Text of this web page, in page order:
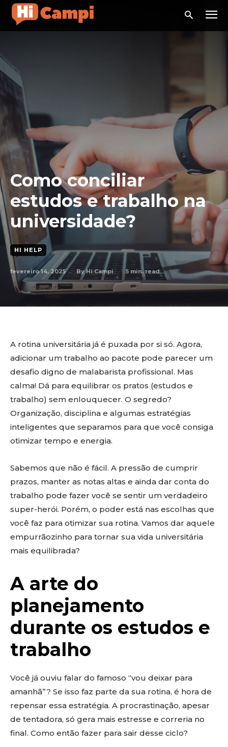
Como conciliar
estudos e trabalho na
universidade?
HI HELP
fevereiro 14, 2025 By Hi Campi 5 min. read
A rotina universitária já é puxada por si só. Agora,
adicionar um trabalho ao pacote pode parecer um
desafio digno de malabarista profissional. Mas
calma! Dá para equilibrar os pratos (estudos e
trabalho) sem enlouquecer. O segredo?
Organização, disciplina e algumas estratégias
inteligentes que separamos para que você consiga
otimizar tempo e energia.
Sabemos que não é fácil. A pressão de cumprir
prazos, manter as notas altas e ainda dar conta do
trabalho pode fazer você se sentir um verdadeiro
super-herói. Porém, o poder está nas escolhas que
você faz para otimizar sua rotina. Vamos dar aquele
empurrãozinho para tornar sua vida universitária
mais equilibrada?
A arte do
planejamento
durante os estudos e
trabalho
Você já ouviu falar do famoso “vou deixar para
amanhã”? Se isso faz parte da sua rotina, é hora de
repensar essa estratégia. A procrastinação, apesar
de tentadora, só gera mais estresse e correria no
final. Como então fazer para sair desse ciclo?